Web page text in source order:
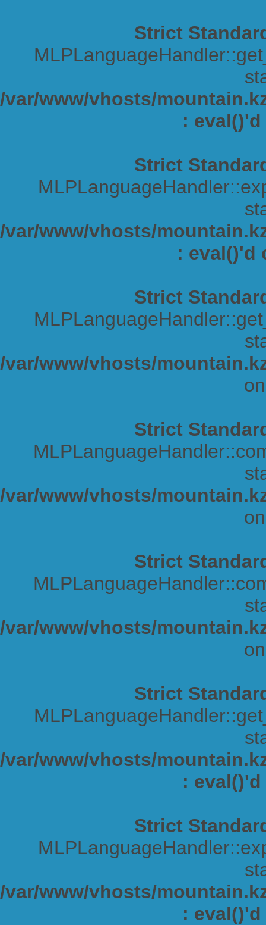
Strict
/var/www/vhosts/
:
Strict
/var/www/vhosts/
: eval()'d
Strict
/var/www/vhosts/
Strict
/var/www/vhosts/
Strict
/var/www/vhosts/
Strict
/var/www/vhosts/
:
Strict
/var/www/vhosts/
: